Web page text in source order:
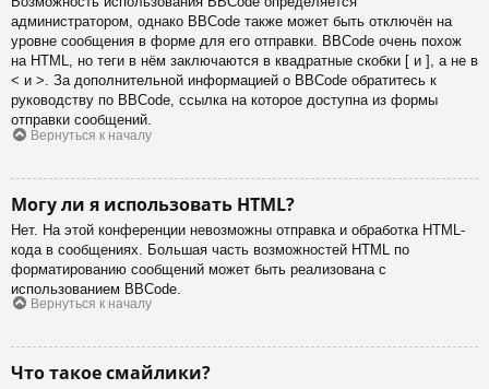
администратором, однако BBCode также может быть отключён на
уровне сообщения в форме для его отправки. BBCode очень похож
на HTML, но теги в нём заключаются в квадратные скобки [ и ], а не в
< и >. За дополнительной информацией о BBCode обратитесь к
руководству по BBCode, ссылка на которое доступна из формы
отправки сообщений.
Вернуться к началу
Могу ли я использовать HTML?
Нет. На этой конференции невозможны отправка и обработка HTML-
кода в сообщениях. Большая часть возможностей HTML по
форматированию сообщений может быть реализована с
использованием BBCode.
Вернуться к началу
Что такое смайлики?